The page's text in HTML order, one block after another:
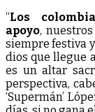
“Los
apoyo,
siempre festiva
dios que llegue
es un altar
perspectiva,
‘Supermán’